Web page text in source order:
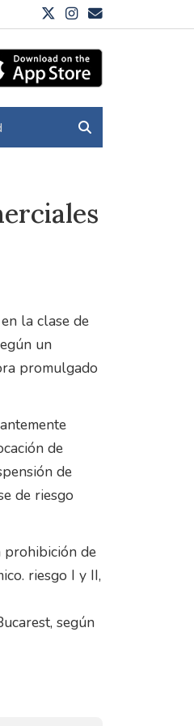
la clase de
un
promulgado
de
de
de riesgo
prohibición de
riesgo I y II,
según